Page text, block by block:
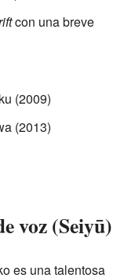
con una breve
(2009)
(2013)
voz (Seiyū)
es una talentosa